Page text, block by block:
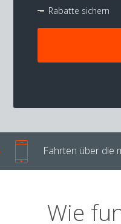
Rabatte sichern
Fahrten über die
Wie